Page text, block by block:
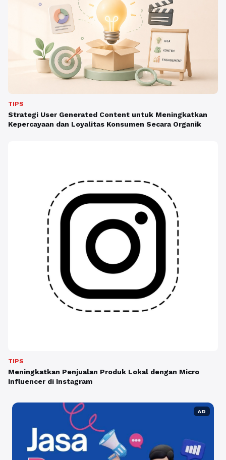
TIPS
Strategi User Generated Content untuk Meningkatkan
Kepercayaan dan Loyalitas Konsumen Secara Organik
TIPS
Meningkatkan Penjualan Produk Lokal dengan Micro
Influencer di Instagram
AD